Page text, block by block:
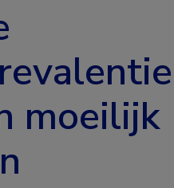
moeilijk